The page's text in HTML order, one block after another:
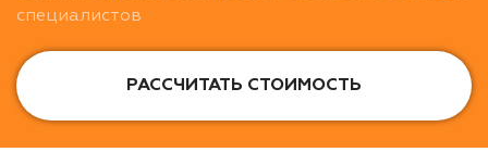
специалистов
РАССЧИТАТЬ СТОИМОСТЬ